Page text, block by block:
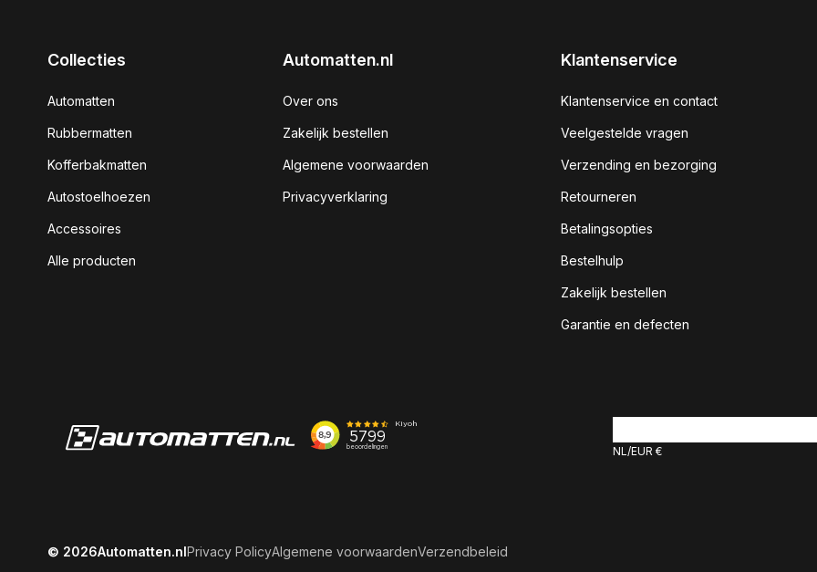
Collecties
Automatten
Rubbermatten
Kofferbakmatten
Autostoelhoezen
Accessoires
Alle producten
Automatten.nl
Over ons
Zakelijk bestellen
Algemene voorwaarden
Privacyverklaring
Klantenservice
Klantenservice en contact
Veelgestelde vragen
Verzending en bezorging
Retourneren
Betalingsopties
Bestelhulp
Zakelijk bestellen
Garantie en defecten
NL EUR €
© 2026Automatten.nlPrivacy PolicyAlgemene voorwaardenVerzendbeleid